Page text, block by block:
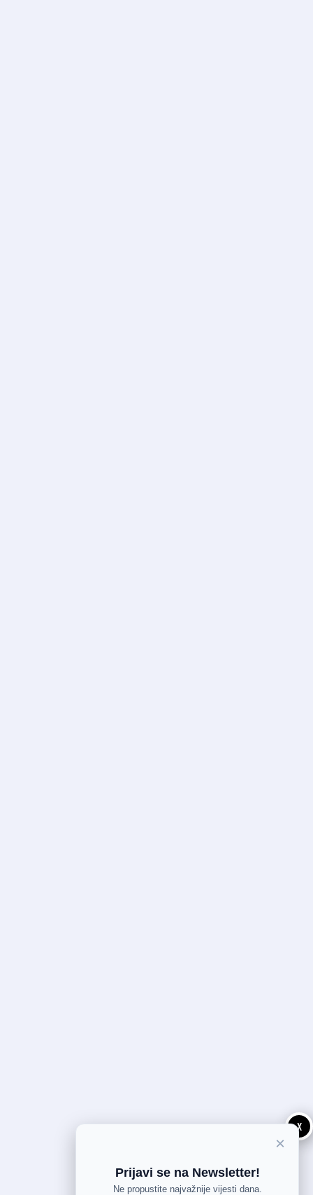
X
×
Prijavi se na Newsletter!
Ne propustite najvažnije vijesti dana.